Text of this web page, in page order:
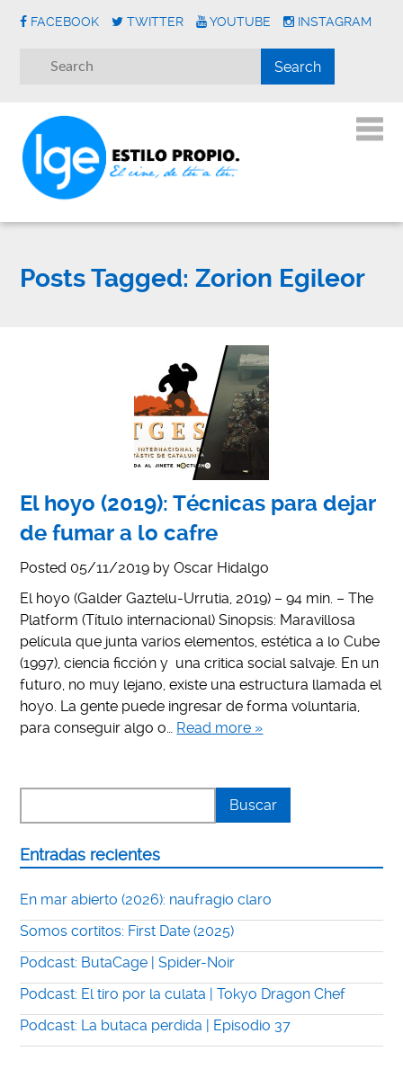
FACEBOOK TWITTER YOUTUBE INSTAGRAM
Posts Tagged: Zorion Egileor
El hoyo (2019): Técnicas para dejar
de fumar a lo cafre
Posted 05/11/2019 byOscar Hidalgo
El hoyo (Galder Gaztelu-Urrutia, 2019) – 94 min. – The
Platform (Título internacional) Sinopsis: Maravillosa
película que junta varios elementos, estética a lo Cube
(1997), ciencia ficción y una critica social salvaje. En un
futuro, no muy lejano, existe una estructura llamada el
hoyo. La gente puede ingresar de forma voluntaria,
para conseguir algo o… Read more »
Entradas recientes
En mar abierto (2026): naufragio claro
Somos cortitos: First Date (2025)
Podcast: ButaCage | Spider-Noir
Podcast: El tiro por la culata | Tokyo Dragon Chef
Podcast: La butaca perdida | Episodio 37